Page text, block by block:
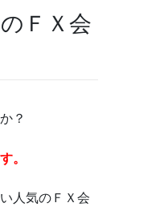
ＦＸ会
？
。
人気のＦＸ会